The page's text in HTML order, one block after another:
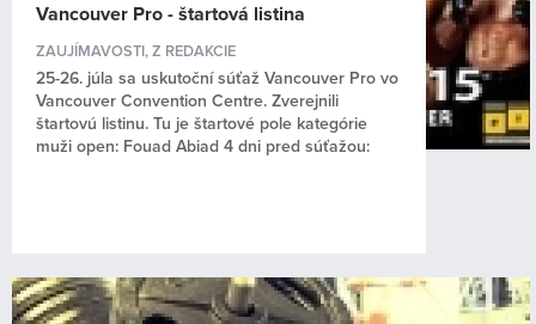
Vancouver Pro - štartová listina
ZAUJÍMAVOSTI,Z REDAKCIE
25-26. júla sa uskutoční súťaž Vancouver Pro vo
Vancouver Convention Centre. Zverejnili
štartovú listinu. Tu je štartové pole kategórie
muži open: Fouad Abiad 4 dni pred súťažou: